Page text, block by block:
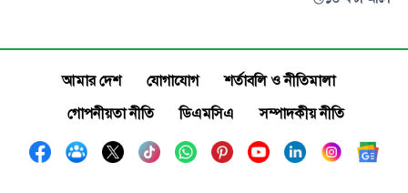
আমার দেশ যোগাযোগ
শর্তাবলি ও নীতিমালা
গোপনীয়তা নীতি
ডিএমসিএ সম্পাদকীয় নীতি